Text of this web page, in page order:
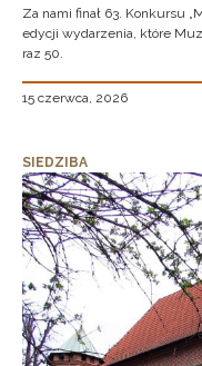
Za nami finał 63. Konkursu
edycji wydarzenia, które
raz 50.
15 czerwca, 2026
SIEDZIBA